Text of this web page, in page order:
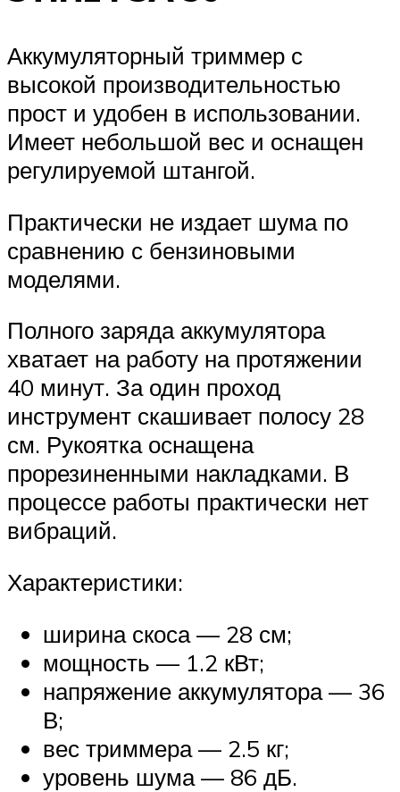
Аккумуляторный триммер с
высокой производительностью
прост и удобен в использовании.
Имеет небольшой вес и оснащен
регулируемой штангой.
Практически не издает шума по
сравнению с бензиновыми
моделями.
Полного заряда аккумулятора
хватает на работу на протяжении
40 минут. За один проход
инструмент скашивает полосу 28
см. Рукоятка оснащена
прорезиненными накладками. В
процессе работы практически нет
вибраций.
Характеристики:
ширина скоса — 28 см;
мощность — 1.2 кВт;
напряжение аккумулятора — 36
В;
вес триммера — 2.5 кг;
уровень шума — 86 дБ.